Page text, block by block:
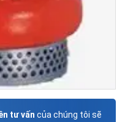
tư vấn của chúng tôi sẽ